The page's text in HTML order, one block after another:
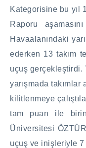
Kategorisine bu yıl
Raporu
Havaalanındaki
ederken 13 takım
uçuş gerçekleştirdi.
yarışmada
kilitlenmeye
tam puan ile
Üniversitesi
uçuş ve inişleriyle